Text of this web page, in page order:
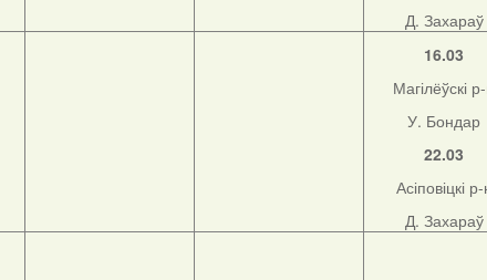
Д. Захараў
16.03
Магілёўскі
У. Бондар
22.03
Асіповіцкі
Д. Захараў